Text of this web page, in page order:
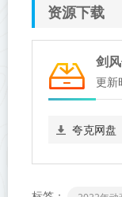
资源下载
更新
夸克网盘